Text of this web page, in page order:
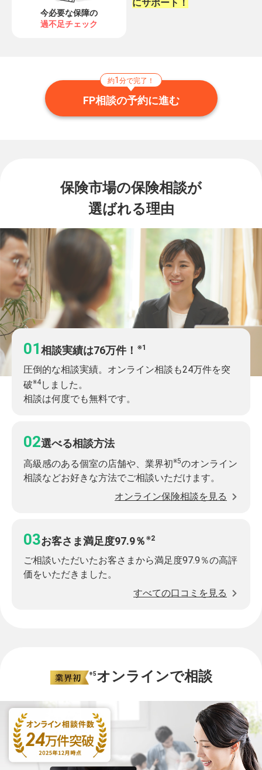
今必要な保障の
過不足チェック
にサポート！
約1 分で完了！
FP相談の予約に進む
保険市場の保険相談が
選ばれる理由
相談実績は76万件！ ※1
圧倒的な相談実績。オンライン相談も24万件を突
破※4しました。
相談は何度でも無料です。
選べる相談方法
高級感のある個室の店舗や、業界初※5のオンライン
相談などお好きな方法でご相談いただけます。
オンライン保険相談を見る
お客さま満足度97.9％ ※2
ご相談いただいたお客さまから満足度97.9％の高評
価をいただきました。
すべての口コミを見る
※5オンラインで相談